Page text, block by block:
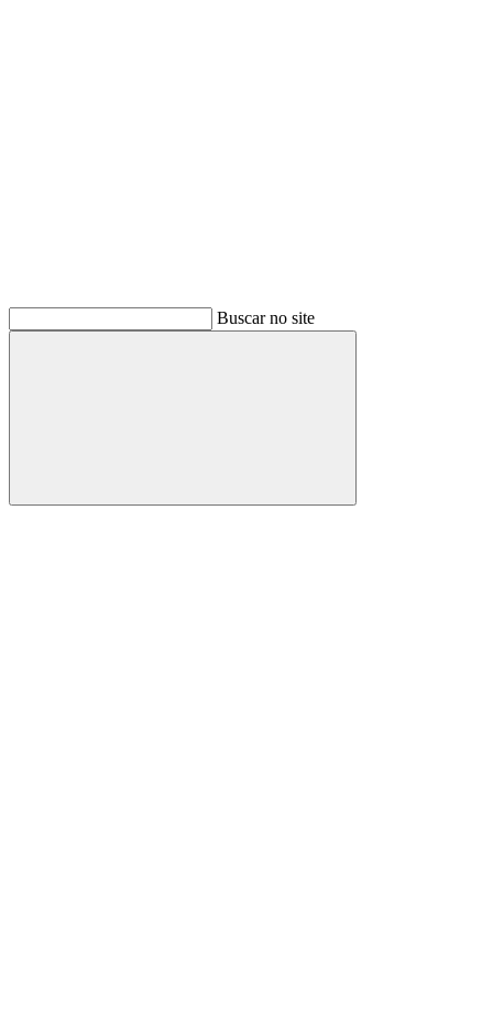
Buscar no site
Buscar